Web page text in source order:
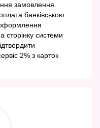
замовлення.
банківською
сторінку системи
2% з карток